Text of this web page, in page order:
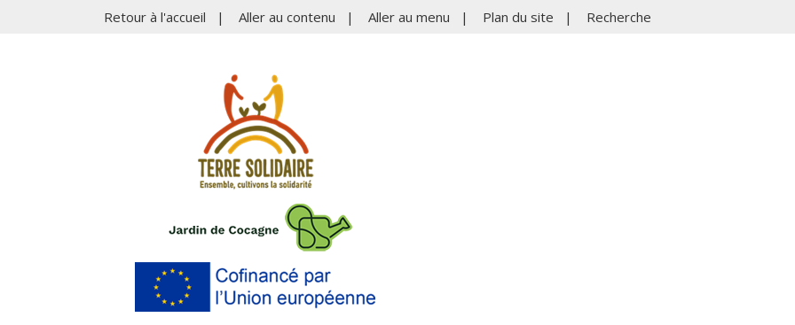
Retour à l'accueil | Aller au contenu | Aller au menu | Plan du site | Recherche